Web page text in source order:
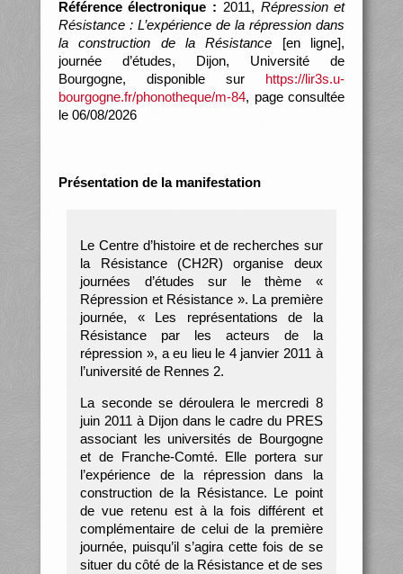
Référence électronique : 2011, Répression et
Résistance : L’expérience de la répression dans
la construction de la Résistance [en ligne],
journée d’études, Dijon, Université de
Bourgogne, disponible sur https://lir3s.u-
bourgogne.fr/phonotheque/m-84, page consultée
le 06/08/2026
Présentation de la manifestation
Le Centre d’histoire et de recherches sur
la Résistance (CH2R) organise deux
journées d’études sur le thème «
Répression et Résistance ». La première
journée, « Les représentations de la
Résistance par les acteurs de la
répression », a eu lieu le 4 janvier 2011 à
l’université de Rennes 2.
La seconde se déroulera le mercredi 8
juin 2011 à Dijon dans le cadre du PRES
associant les universités de Bourgogne
et de Franche-Comté. Elle portera sur
l’expérience de la répression dans la
construction de la Résistance. Le point
de vue retenu est à la fois différent et
complémentaire de celui de la première
journée, puisqu’il s’agira cette fois de se
situer du côté de la Résistance et de ses